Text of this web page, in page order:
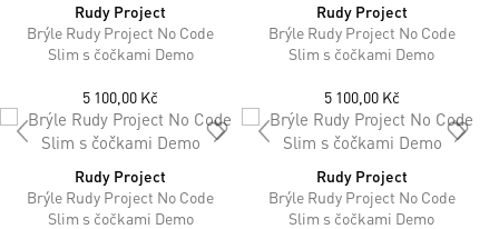
Rudy Project
Brýle Rudy Project No Code
Slim s čočkami Demo
5 100,00 Kč
Rudy Project
Brýle Rudy Project No Code
Slim s čočkami Demo
5 100,00 Kč
Rudy Project
Brýle Rudy Project No Code
Slim s čočkami Demo
Rudy Project
Brýle Rudy Project No Code
Slim s čočkami Demo